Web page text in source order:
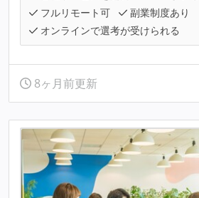
フルリモート可
副業制度あり
オンラインで選考が受けられる
8ヶ月前更新